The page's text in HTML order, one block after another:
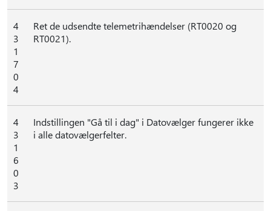
4
3
1
7
0
4
Ret de udsendte telemetrihændelser (RT0020 og
RT0021).
4
3
1
6
0
3
Indstillingen "Gå til i dag" i Datovælger fungerer ikke
i alle datovælgerfelter.